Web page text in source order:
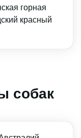
горная
красный
собак